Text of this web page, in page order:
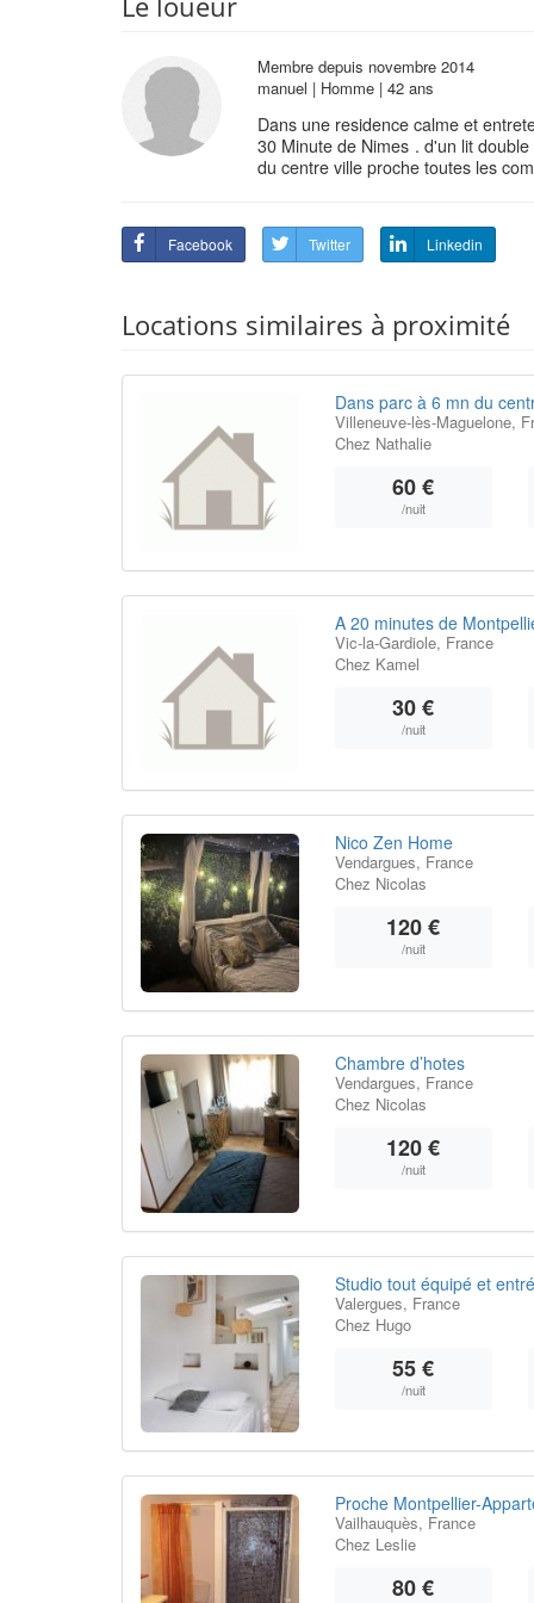
Membre depuis novembre 2014
manuel | Homme | 42 ans
Dans une residence calme et
30 Minute de Nimes . d'un lit
du centre ville proche toutes les
Facebook Twitter Linkedin
Locations similaires à proximité
Dans parc à 6 mn du
Villeneuve-lès-Maguelone,
Chez Nathalie
60 €
/nuit
A 20 minutes de
Vic-la-Gardiole, France
Chez Kamel
30 €
/nuit
Nico Zen Home
Vendargues, France
Chez Nicolas
120 €
/nuit
Chambre d’hotes
Vendargues, France
Chez Nicolas
120 €
/nuit
Studio tout équipé et
Valergues, France
Chez Hugo
55 €
/nuit
Proche Montpellier-
Vailhauquès, France
Chez Leslie
80 €